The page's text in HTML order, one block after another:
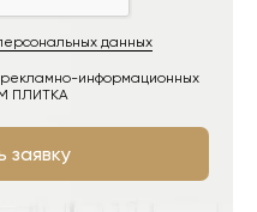
данных
информационных
ПЛИТКА
заявку